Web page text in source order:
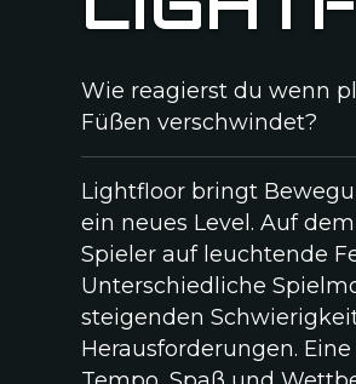
Wie reagierst du wenn
Füßen verschwindet?
Lightfloor bringt
ein neues Level. Auf
Spieler auf leuchtende
Unterschiedliche
steigenden
Herausforderungen.